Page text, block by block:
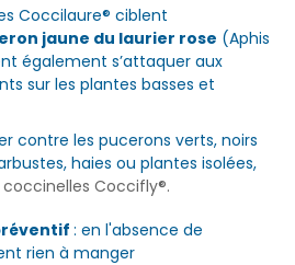
Coccilaure® ciblent
jaune du laurier rose (Aphis
également s’attaquer aux
sur les plantes basses et
contre les pucerons verts, noirs
haies ou plantes isolées,
Coccifly®.
: en l'absence de
rien à manger